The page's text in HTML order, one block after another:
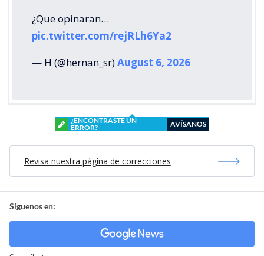
¿Que opinaran…
pic.twitter.com/rejRLh6Ya2
— H (@hernan_sr)August 6, 2026
¿ENCONTRASTE UN
ERROR?
AVÍSANOS
Revisa nuestra página de correcciones
Síguenos en: